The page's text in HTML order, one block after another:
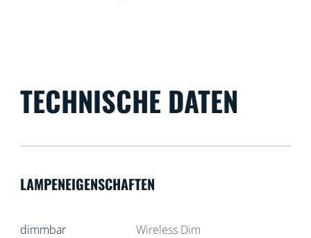
TECHNISCHE DATEN
LAMPENEIGENSCHAFTEN
dimmbar Wireless Dim